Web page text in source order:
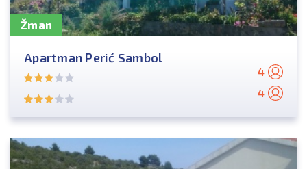
Žman
Apartman Perić Sambol
4
4